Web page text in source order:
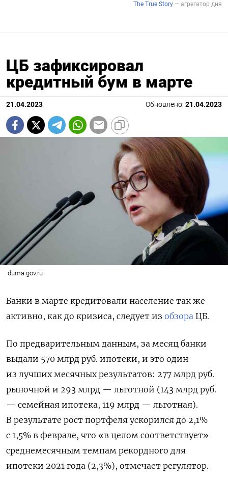
ЦБ зафиксировал
кредитный бум в марте
21.04.2023 Обновлено: 21.04.2023
duma.gov.ru
Банки в марте кредитовали население так же
активно, как до кризиса, следует из обзора ЦБ.
По предварительным данным, за месяц банки
выдали 570 млрд руб. ипотеки, и это один
из лучших месячных результатов: 277 млрд руб.
рыночной и 293 млрд — льготной (143 млрд руб.
— семейная ипотека, 119 млрд — льготная).
В результате рост портфеля ускорился до 2,1%
с 1,5% в феврале, что «в целом соответствует»
среднемесячным темпам рекордного для
ипотеки 2021 года (2,3%), отмечает регулятор.